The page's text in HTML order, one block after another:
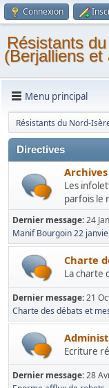
Connexion
Résistants
(Berjalliens et
Menu principal
Résistants du Nord-
Directives
Les
parfois le
Dernier message:24
Manif Bourgoin 22
Charte
La charte
Dernier message:21
Charte des débats et
Ecriture
Dernier message:28